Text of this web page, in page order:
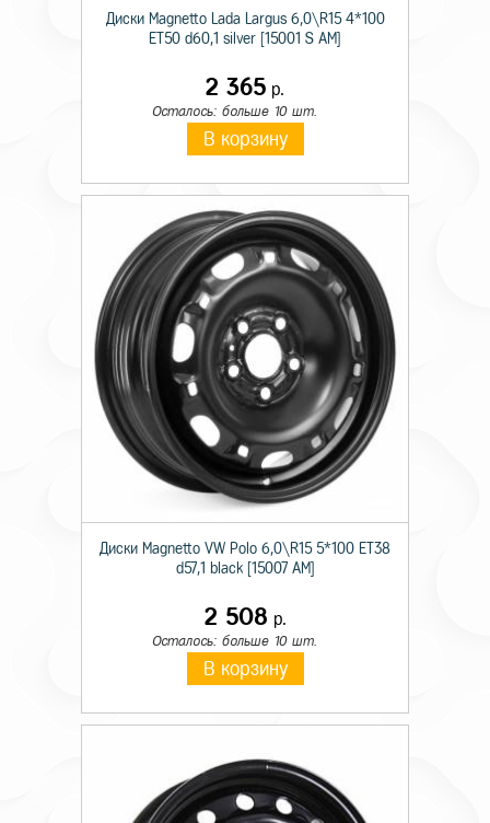
Диски Magnetto Lada Largus 6,0\R15 4*100
ET50 d60,1 silver [15001 S AM]
2 365 р.
Осталось: больше 10 шт.
В корзину
Диски Magnetto VW Polo 6,0\R15 5*100 ET38
d57,1 black [15007 AM]
2 508 р.
Осталось: больше 10 шт.
В корзину